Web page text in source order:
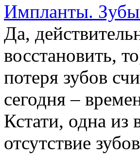
Импланты. Зубы
Да,
восстановить,
потеря зубов
сегодня –
Кстати, одна из
отсутствие